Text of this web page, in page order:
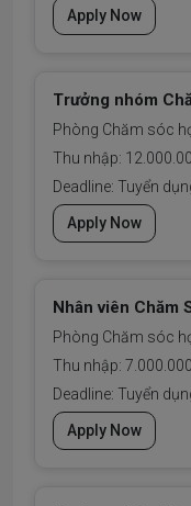
Apply Now
Trưởng nhóm
Phòng Chăm sóc
Thu nhập:
Deadline: Tuyển
Apply Now
Nhân viên Chăm
Phòng Chăm sóc
Thu nhập:
Deadline: Tuyển
Apply Now